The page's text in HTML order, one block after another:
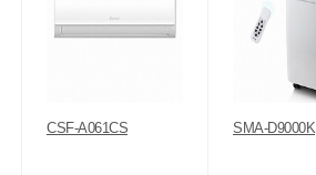
CSF-A061CS SMA-D9000K